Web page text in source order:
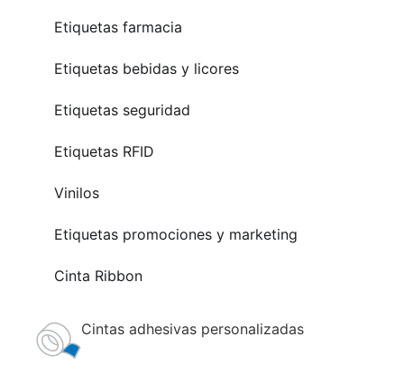
Etiquetas farmacia
Etiquetas bebidas y licores
Etiquetas seguridad
Etiquetas RFID
Vinilos
Etiquetas promociones y marketing
Cinta Ribbon
Cintas adhesivas personalizadas